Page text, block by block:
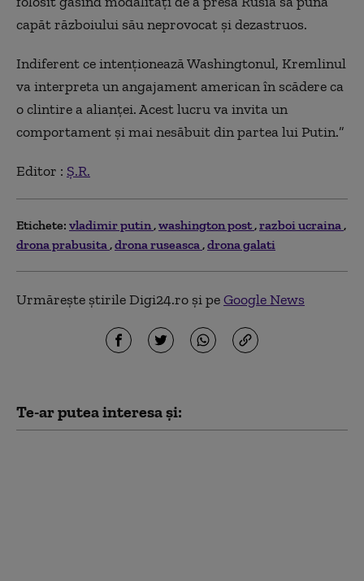
capăt războiului său neprovocat și dezastruos.
Indiferent ce intenționează Washingtonul, Kremlinul
va interpreta un angajament american în scădere ca
o clintire a alianței. Acest lucru va invita un
comportament și mai nesăbuit din partea lui Putin.”
Editor : Ș.R.
Etichete: vladimir putin washington post razboi ucraina
drona prabusita drona ruseasca drona galati
Urmărește știrile Digi24.ro și peGoogle News
Te-ar putea interesa și: